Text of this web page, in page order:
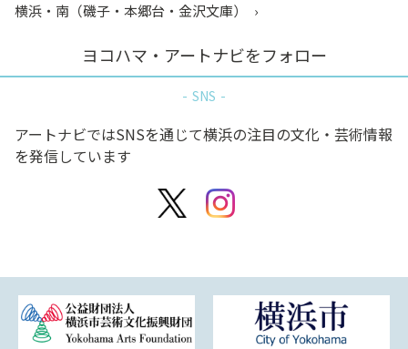
横浜・南（磯子・本郷台・金沢文庫）
ヨコハマ・アートナビをフォロー
SNS
アートナビではSNSを通じて横浜の注目の文化・芸術情報
を発信しています